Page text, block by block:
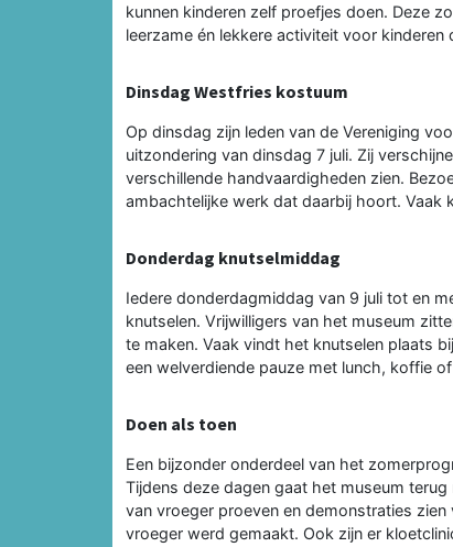
kunnen kinderen zelf proefjes doen. Deze
leerzame én lekkere activiteit voor kinderen
Dinsdag Westfries kostuum
Op dinsdag zijn leden van de Vereniging
uitzondering van dinsdag 7 juli. Zij
verschillende handvaardigheden zien.
ambachtelijke werk dat daarbij hoort. Vaak
Donderdag knutselmiddag
Iedere donderdagmiddag van 9 juli tot en
knutselen. Vrijwilligers van het museum
te maken. Vaak vindt het knutselen plaats
een welverdiende pauze met lunch, koffie
Doen als toen
Een bijzonder onderdeel van het
Tijdens deze dagen gaat het museum
van vroeger proeven en demonstraties
vroeger werd gemaakt. Ook zijn er